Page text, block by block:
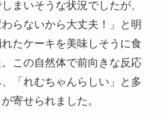
まいそうな状況でしたが、
らないから大丈夫！」と明
たケーキを美味しそうに食
この自然体で前向きな反応
「れむちゃんらしい」と多
寄せられました。